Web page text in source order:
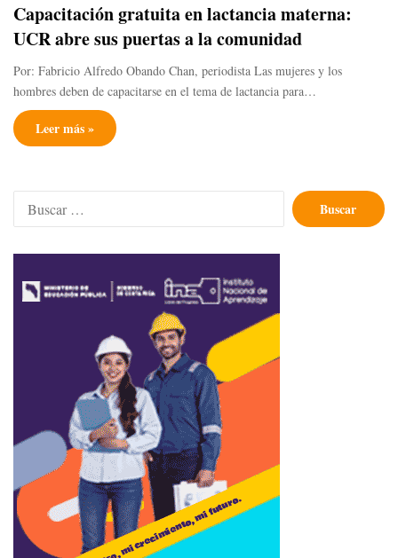
Capacitación gratuita en lactancia materna:
UCR abre sus puertas a la comunidad
Por: Fabricio Alfredo Obando Chan, periodista Las mujeres y los
hombres deben de capacitarse en el tema de lactancia para…
Leer más »
Buscar: